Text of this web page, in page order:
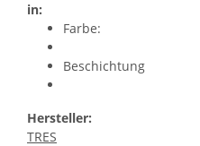
in:
Farbe:
Beschichtung
Hersteller:
TRES